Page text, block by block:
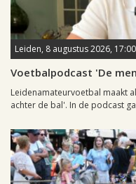
Leiden, 8 augustus 2026, 17:00
Voetbalpodcast 'De
Leidenamateurvoetbal maakt
achter de bal'. In de podcast